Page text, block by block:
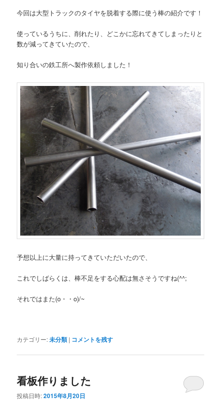
今回は大型トラックのタイヤを脱着する際に使う棒の紹介です！
使っているうちに、削れたり、どこかに忘れてきてしまったりと
数が減ってきていたので、
知り合いの鉄工所へ製作依頼しました！
予想以上に大量に持ってきていただいたので、
これでしばらくは、棒不足をする心配は無さそうですね(^^;
それではまた(o・・o)/~
カテゴリー:未分類 | コメントを残す
看板作りました
投稿日時:2015年8月20日